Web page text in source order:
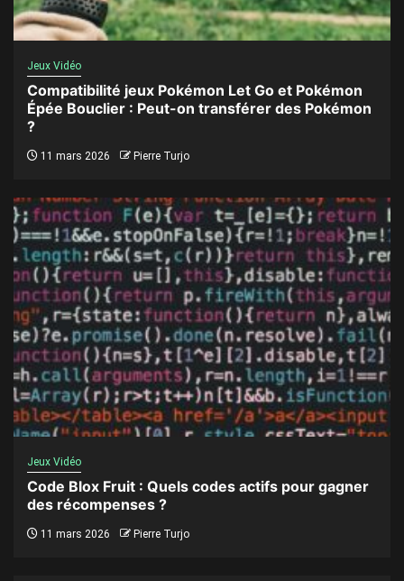
Jeux Vidéo
Compatibilité jeux Pokémon Let Go et Pokémon
Épée Bouclier : Peut-on transférer des Pokémon
?
11 mars 2026 Pierre Turjo
Jeux Vidéo
Code Blox Fruit : Quels codes actifs pour gagner
des récompenses ?
11 mars 2026 Pierre Turjo